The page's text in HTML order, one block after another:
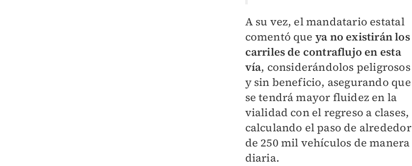
A su vez, el mandatario estatal
comentó que ya no existirán los
carriles de contraflujo en esta
vía, considerándolos peligrosos
y sin beneficio, asegurando que
se tendrá mayor fluidez en la
vialidad con el regreso a clases,
calculando el paso de alrededor
de 250 mil vehículos de manera
diaria.